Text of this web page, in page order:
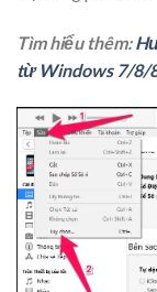
Tìm hiểu thêm:
từ Windows 7/8/